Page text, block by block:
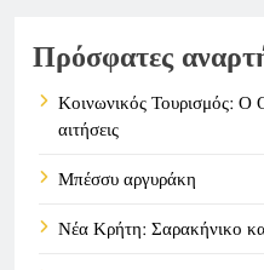
Πρόσφατες
Κοινωνικός Τουρισμός: Ο
αιτήσεις
Μπέσσυ αργυράκη
Νέα Κρήτη: Σαρακήνικο